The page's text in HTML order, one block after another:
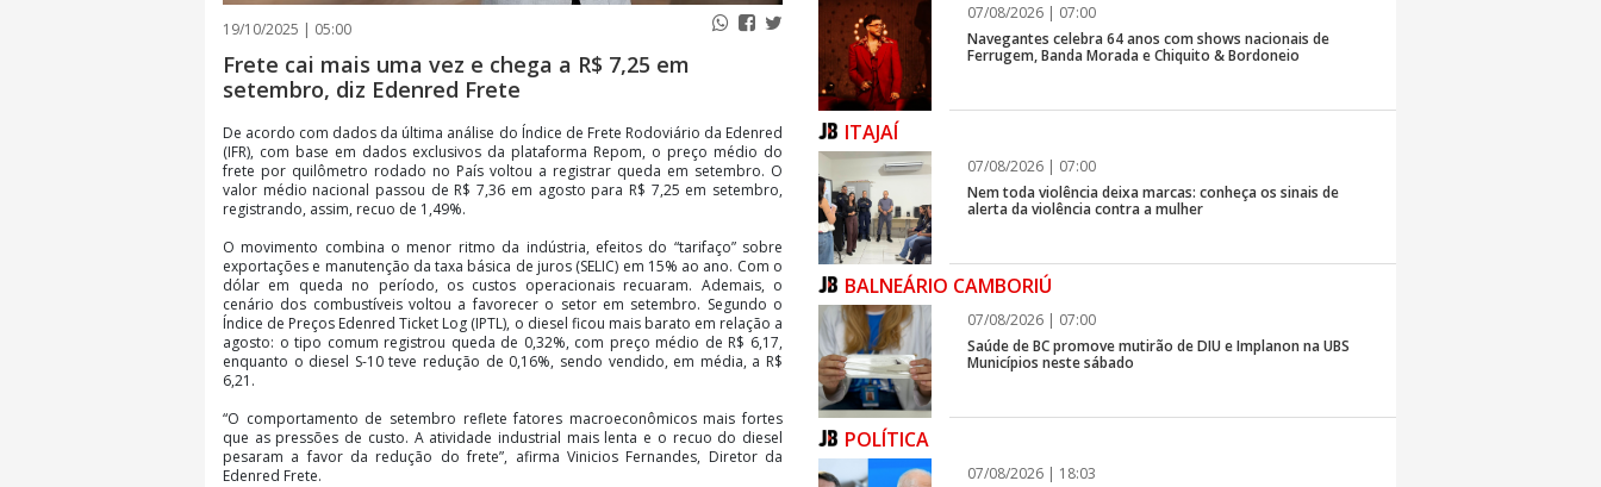
19/10/2025 | 05:00
Frete cai mais uma vez e chega a R$ 7,25 em
setembro, diz Edenred Frete
De acordo com dados da última análise do Índice de Frete Rodoviário da Edenred
(IFR), com base em dados exclusivos da plataforma Repom, o preço médio do
frete por quilômetro rodado no País voltou a registrar queda em setembro. O
valor médio nacional passou de R$ 7,36 em agosto para R$ 7,25 em setembro,
registrando, assim, recuo de 1,49%.
O movimento combina o menor ritmo da indústria, efeitos do “tarifaço” sobre
exportações e manutenção da taxa básica de juros (SELIC) em 15% ao ano. Com o
dólar em queda no período, os custos operacionais recuaram. Ademais, o
cenário dos combustíveis voltou a favorecer o setor em setembro. Segundo o
Índice de Preços Edenred Ticket Log (IPTL), o diesel ficou mais barato em relação a
agosto: o tipo comum registrou queda de 0,32%, com preço médio de R$ 6,17,
enquanto o diesel S-10 teve redução de 0,16%, sendo vendido, em média, a R$
6,21.
“O comportamento de setembro reflete fatores macroeconômicos mais fortes
que as pressões de custo. A atividade industrial mais lenta e o recuo do diesel
pesaram a favor da redução do frete”, afirma Vinicios Fernandes, Diretor da
Edenred Frete.
07/08/2026 | 07:00
Navegantes celebra 64 anos com shows nacionais de
Ferrugem, Banda Morada e Chiquito & Bordoneio
ITAJAÍ
07/08/2026 | 07:00
Nem toda violência deixa marcas: conheça os sinais de
alerta da violência contra a mulher
BALNEÁRIO CAMBORIÚ
07/08/2026 | 07:00
Saúde de BC promove mutirão de DIU e Implanon na UBS
Municípios neste sábado
POLÍTICA
07/08/2026 | 18:03